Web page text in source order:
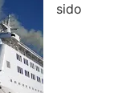
sido